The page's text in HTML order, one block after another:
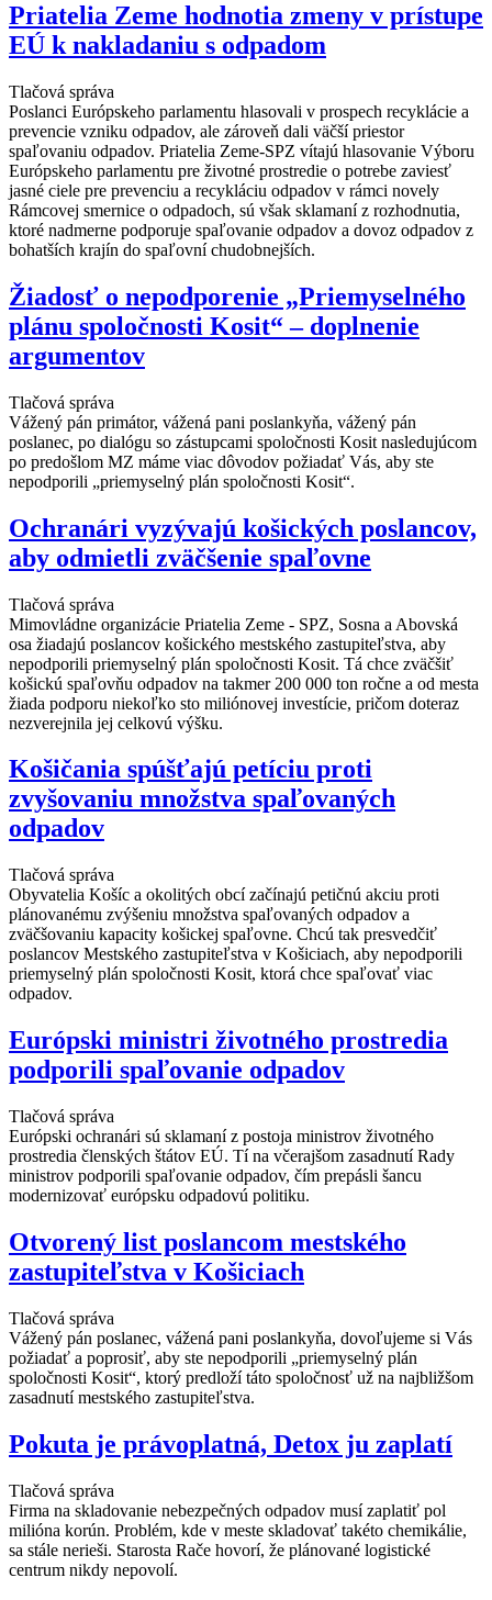
Priatelia Zeme hodnotia zmeny v prístupe
EÚ k nakladaniu s odpadom
Tlačová správa
Poslanci Európskeho parlamentu hlasovali v prospech recyklácie a
prevencie vzniku odpadov, ale zároveň dali väčší priestor
spaľovaniu odpadov. Priatelia Zeme-SPZ vítajú hlasovanie Výboru
Európskeho parlamentu pre životné prostredie o potrebe zaviesť
jasné ciele pre prevenciu a recykláciu odpadov v rámci novely
Rámcovej smernice o odpadoch, sú však sklamaní z rozhodnutia,
ktoré nadmerne podporuje spaľovanie odpadov a dovoz odpadov z
bohatších krajín do spaľovní chudobnejších.
Žiadosť o nepodporenie „Priemyselného
plánu spoločnosti Kosit“ – doplnenie
argumentov
Tlačová správa
Vážený pán primátor, vážená pani poslankyňa, vážený pán
poslanec, po dialógu so zástupcami spoločnosti Kosit nasledujúcom
po predošlom MZ máme viac dôvodov požiadať Vás, aby ste
nepodporili „priemyselný plán spoločnosti Kosit“.
Ochranári vyzývajú košických poslancov,
aby odmietli zväčšenie spaľovne
Tlačová správa
Mimovládne organizácie Priatelia Zeme - SPZ, Sosna a Abovská
osa žiadajú poslancov košického mestského zastupiteľstva, aby
nepodporili priemyselný plán spoločnosti Kosit. Tá chce zväčšiť
košickú spaľovňu odpadov na takmer 200 000 ton ročne a od mesta
žiada podporu niekoľko sto miliónovej investície, pričom doteraz
nezverejnila jej celkovú výšku.
Košičania spúšťajú petíciu proti
zvyšovaniu množstva spaľovaných
odpadov
Tlačová správa
Obyvatelia Košíc a okolitých obcí začínajú petičnú akciu proti
plánovanému zvýšeniu množstva spaľovaných odpadov a
zväčšovaniu kapacity košickej spaľovne. Chcú tak presvedčiť
poslancov Mestského zastupiteľstva v Košiciach, aby nepodporili
priemyselný plán spoločnosti Kosit, ktorá chce spaľovať viac
odpadov.
Európski ministri životného prostredia
podporili spaľovanie odpadov
Tlačová správa
Európski ochranári sú sklamaní z postoja ministrov životného
prostredia členských štátov EÚ. Tí na včerajšom zasadnutí Rady
ministrov podporili spaľovanie odpadov, čím prepásli šancu
modernizovať európsku odpadovú politiku.
Otvorený list poslancom mestského
zastupiteľstva v Košiciach
Tlačová správa
Vážený pán poslanec, vážená pani poslankyňa, dovoľujeme si Vás
požiadať a poprosiť, aby ste nepodporili „priemyselný plán
spoločnosti Kosit“, ktorý predloží táto spoločnosť už na najbližšom
zasadnutí mestského zastupiteľstva.
Pokuta je právoplatná, Detox ju zaplatí
Tlačová správa
Firma na skladovanie nebezpečných odpadov musí zaplatiť pol
milióna korún. Problém, kde v meste skladovať takéto chemikálie,
sa stále nerieši. Starosta Rače hovorí, že plánované logistické
centrum nikdy nepovolí.